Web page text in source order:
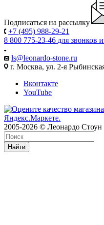
Подписаться на рассылку
+7 (495) 988-29-21
8 800 775-23-46 для звонков
ls@leonardo-stone.ru
г. Москва, ул. 2-я
Вконтакте
YouTube
2005-2026 © Леонардо Стоун
Найти